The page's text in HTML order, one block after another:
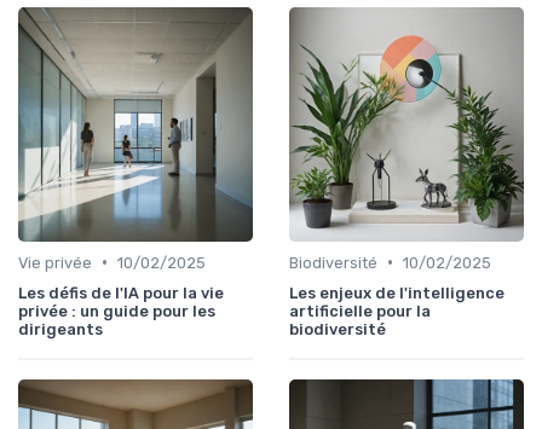
Vie privée • 10/02/2025
Les défis de l'IA pour la vie
privée : un guide pour les
dirigeants
Biodiversité • 10/02/2025
Les enjeux de l'intelligence
artificielle pour la
biodiversité